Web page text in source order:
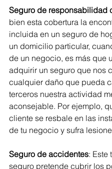
Seguro de responsabilidad
bien esta cobertura la
incluida en un seguro de
un domicilio particular,
de un negocio, es más que
adquirir un seguro que nos
cualquier daño que pueda
terceros nuestra actividad
aconsejable. Por ejemplo,
cliente se resbale en las
de tu negocio y sufra
Seguro de accidentes: Este
seguro pretende cubrir los